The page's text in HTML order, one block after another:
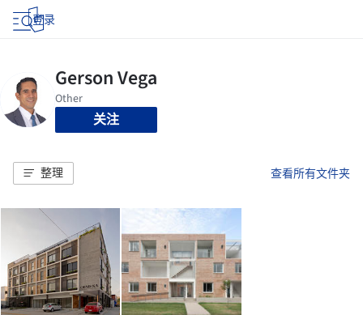
登录
关注
整理 查看所有文件夹